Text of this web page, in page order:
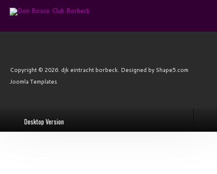
Copyright © 2026. djk eintracht borbeck. Designed by Shape5.com
Joomla Templates
Desktop Version